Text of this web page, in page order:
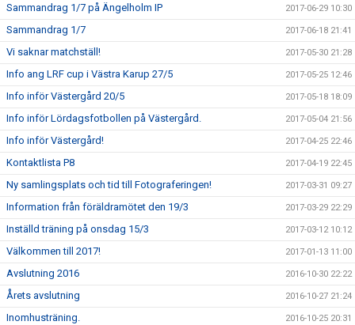
Sammandrag 1/7 på Ängelholm IP 2017-06-29 10:30
Sammandrag 1/7 2017-06-18 21:41
Vi saknar matchställ! 2017-05-30 21:28
Info ang LRF cup i Västra Karup 27/5 2017-05-25 12:46
Info inför Västergård 20/5 2017-05-18 18:09
Info inför Lördagsfotbollen på Västergård. 2017-05-04 21:56
Info inför Västergård! 2017-04-25 22:46
Kontaktlista P8 2017-04-19 22:45
Ny samlingsplats och tid till Fotograferingen! 2017-03-31 09:27
Information från föräldramötet den 19/3 2017-03-29 22:29
Inställd träning på onsdag 15/3 2017-03-12 10:12
Välkommen till 2017! 2017-01-13 11:00
Avslutning 2016 2016-10-30 22:22
Årets avslutning 2016-10-27 21:24
Inomhusträning. 2016-10-25 20:31